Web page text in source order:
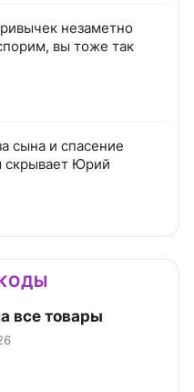
незаметно
вы тоже так
сына и спасение
скрывает Юрий
все товары